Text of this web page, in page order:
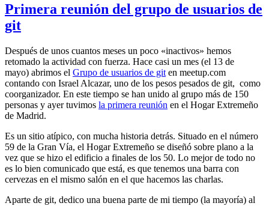
Primera reunión del grupo de usuarios de
git
Después de unos cuantos meses un poco «inactivos» hemos
retomado la actividad con fuerza. Hace casi un mes (el 13 de
mayo) abrimos el Grupo de usuarios de git en meetup.com
contando con Israel Alcazar, uno de los pesos pesados de git, como
coorganizador. En este tiempo se han unido al grupo más de 150
personas y ayer tuvimos la primera reunión en el Hogar Extremeño
de Madrid.
Es un sitio atípico, con mucha historia detrás. Situado en el número
59 de la Gran Vía, el Hogar Extremeño se diseñó sobre plano a la
vez que se hizo el edificio a finales de los 50. Lo mejor de todo no
es lo bien comunicado que está, es que tenemos una barra con
cervezas en el mismo salón en el que hacemos las charlas.
Aparte de git, dedico una buena parte de mi tiempo (la mayoría) al